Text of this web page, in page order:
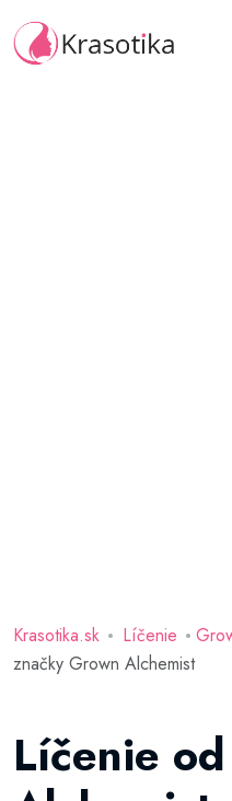
Krasotika.sk Líčenie
značky Grown Alchemist
Líčenie